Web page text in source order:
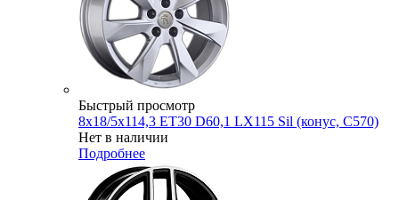
Быстрый просмотр
8x18/5x114,3 ET30 D60,1 LX115 Sil (конус, C570)
Нет в наличии
Подробнее